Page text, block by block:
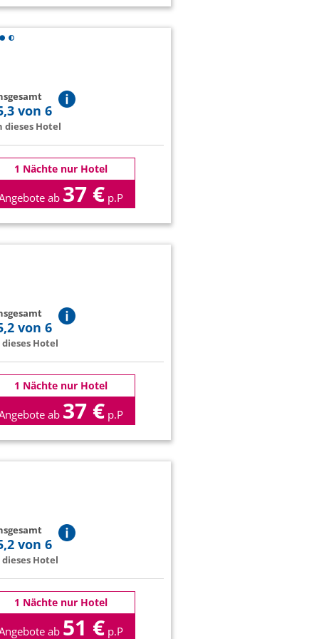
von 6
dieses Hotel
1 Nächte nur Hotel
ab 37 € p.P
von 6
Hotel
1 Nächte nur Hotel
ab 37 € p.P
von 6
Hotel
1 Nächte nur Hotel
ab 51 € p.P